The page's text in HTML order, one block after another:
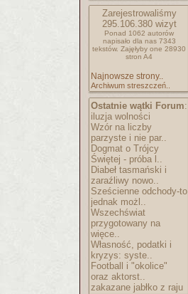
Zarejestrowaliśmy
295.106.380wizyt
Ponad 1062 autorów
napisało dla nas 7343
tekstów. Zajęłyby one 28930
stron A4
Najnowsze strony..
Archiwum streszczeń..
Ostatnie wątki Forum:
iluzja wolności
Wzór na liczby
parzyste i nie par..
Dogmat o Trójcy
Świętej - próba l..
Diabeł tasmański i
zaraźliwy nowo..
Sześcienne odchody-to
jednak możl..
Wszechświat
przygotowany na
więce..
Własność, podatki i
kryzys: syste..
Football i "okolice"
oraz aktorst..
zakazane jabłko z raju